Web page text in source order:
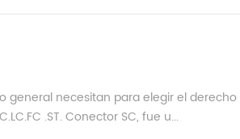
general necesitan para elegir el
.ST. Conector SC, fue u...